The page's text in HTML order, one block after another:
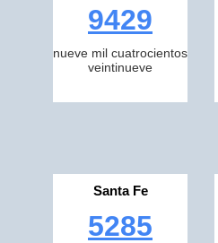
9429
nueve mil cuatrocientos
veintinueve
Santa Fe
5285